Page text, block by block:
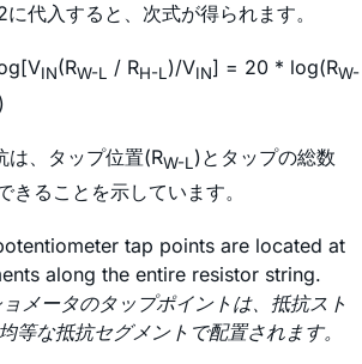
代入すると、次式が得られます。
IN(RW-L / RH-L)/VIN] = 20 * log(RW-
は、タップ位置(RW-L )とタップの総数
きることを示しています。
メータのタップポイントは、抵抗スト
等な抵抗セグメントで配置されます。